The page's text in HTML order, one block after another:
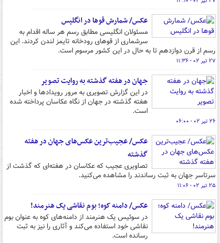
عکس/ شمارش قوها در انگلیس
مسئولان انگلیسی مطابق رسم هر ساله اقدام به
سرشماری از قوهای رودخانه تایمز لندن کردند. این
رسم از قرن دوازدهم تا به حال در این کشور مرسوم است.
۲۷ تیر ۰۲ - ۱۱:۳۶
جهان در هفته گذشته به روایت تصویر
در این گزارش تصویری به مرور رویدادها و اخبار
هفته گذشته در جهان از نگاه عکاسان پرداخته شده
است.
۲۶ تیر ۰۲ - ۰۶:۰۰
عکس/ عجیب‌ترین عکس‌های جهان در هفته
گذشته
تصاویری عجیب که عکاسان در هفته‌ای که گذشت از
سرتاسر جهان به ثبت رساندند را مشاهده می‌کنید.
۲۵ تیر ۰۲ - ۱۱:۰۶
عکس/ دامنه کوه‌؛ بوم نقاشی یک هنرمند!
در سوئیس یک هنرمند از دامنه‌های کوه به عنوان بوم
نقاشی خود استفاده می‌کند و آثاری را نیز به ثبت
رسانده است.